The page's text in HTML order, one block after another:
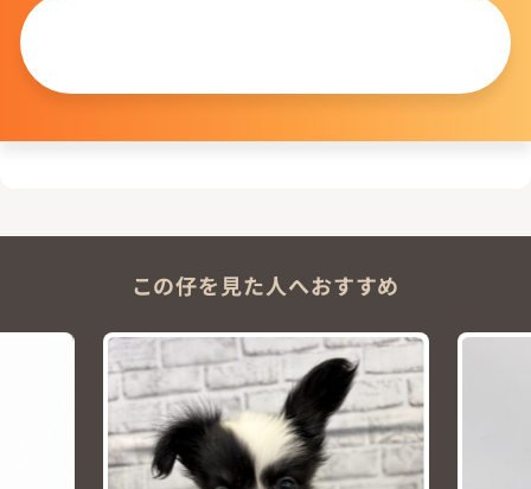
この仔を見た人へおすすめ